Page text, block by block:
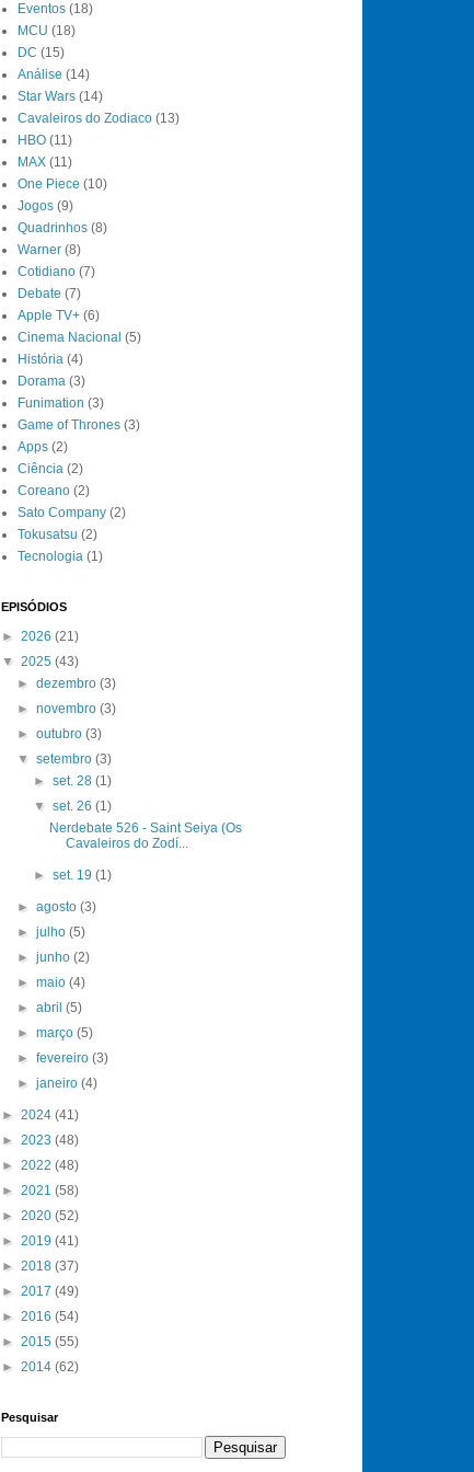
Eventos (18)
MCU (18)
DC (15)
Análise (14)
Star Wars (14)
Cavaleiros do Zodiaco (13)
HBO (11)
MAX (11)
One Piece (10)
Jogos (9)
Quadrinhos (8)
Warner (8)
Cotidiano (7)
Debate (7)
Apple TV+ (6)
Cinema Nacional (5)
História (4)
Dorama (3)
Funimation (3)
Game of Thrones (3)
Apps (2)
Ciência (2)
Coreano (2)
Sato Company (2)
Tokusatsu (2)
Tecnologia (1)
EPISÓDIOS
► 2026 (21)
▼ 2025 (43)
►dezembro(3)
►novembro(3)
►outubro(3)
▼setembro(3)
► set. 28 (1)
▼ set. 26 (1)
Nerdebate 526 - Saint Seiya (Os
Cavaleiros do Zodí...
► set. 19 (1)
►agosto(3)
►julho(5)
►junho(2)
►maio(4)
►abril(5)
►março(5)
►fevereiro(3)
►janeiro(4)
► 2024 (41)
► 2023 (48)
► 2022 (48)
► 2021 (58)
► 2020 (52)
► 2019 (41)
► 2018 (37)
► 2017 (49)
► 2016 (54)
► 2015 (55)
► 2014 (62)
Pesquisar